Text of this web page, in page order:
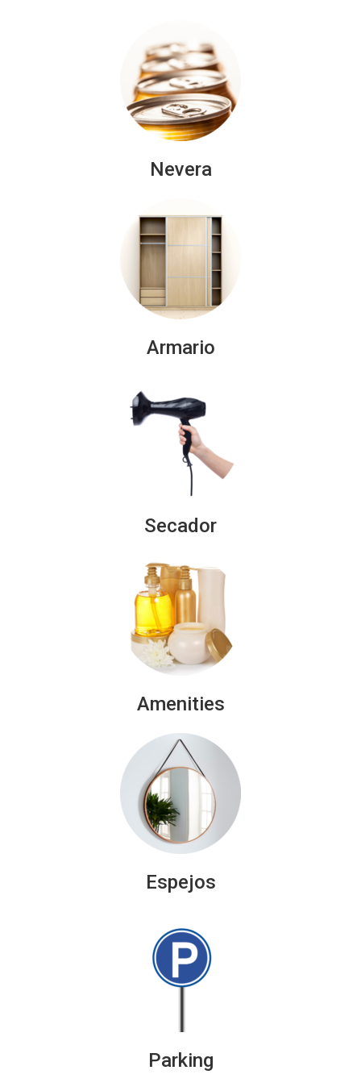
Nevera
Armario
Secador
Amenities
Espejos
Parking